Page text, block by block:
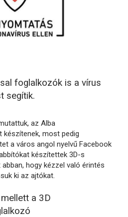
foglalkozók is a vírus
segítik.
az Alba
készítenek, most pedig
a város angol nyelvű Facebook
készítettek 3D-s
hogy kézzel való érintés
ki az ajtókat.
a 3D